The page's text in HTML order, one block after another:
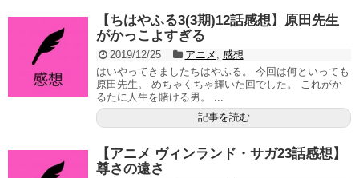
【ちはやふる3(3期)12話感想】原田先生
がかっこよすぎる
2019/12/25 アニメ , 感想
はいやってきましたちはやふる。 今回は何といっても
原田先生。 めちゃくちゃ輝いた回でした。 これがか
るたに人生を賭ける男。 ...
記事を読む
【アニメ ヴィンランド・サガ23話感想】
尊さの遠さ